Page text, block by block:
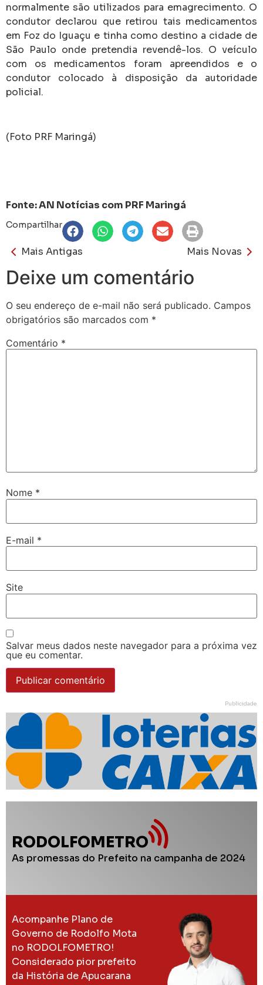
normalmente são utilizados para emagrecimento. O
condutor declarou que retirou tais medicamentos
em Foz do Iguaçu e tinha como destino a cidade de
São Paulo onde pretendia revendê-los. O veículo
com os medicamentos foram apreendidos e o
condutor colocado à disposição da autoridade
policial.
(Foto PRF Maringá)
Fonte: AN Notícias com PRF Maringá
Compartilhar
Mais Antigas Mais Novas
Deixe um comentário
O seu endereço de e-mail não será publicado. Campos
obrigatórios são marcados com *
Comentário *
Nome *
E-mail *
Site
Salvar meus dados neste navegador para a próxima vez
que eu comentar.
Publicidade
RODOLFOMETRO
As promessas do Prefeito na campanha de 2024
Acompanhe Plano de
Governo de Rodolfo Mota
no RODOLFOMETRO!
Considerado pior prefeito
da História de Apucarana